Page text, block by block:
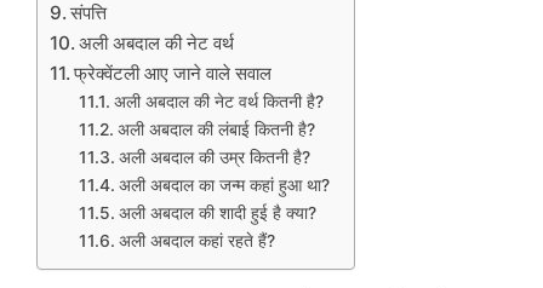
संपत्ति
अली अबदाल की नेट वर्थ
फ्रेक्वेंटली आए जाने वाले सवाल
अली अबदाल की नेट वर्थ कितनी है?
अली अबदाल की लंबाई कितनी है?
अली अबदाल की उम्र कितनी है?
अली अबदाल का जन्म कहां हुआ था?
अली अबदाल की शादी हुई है क्या?
अली अबदाल कहां रहते हैं?